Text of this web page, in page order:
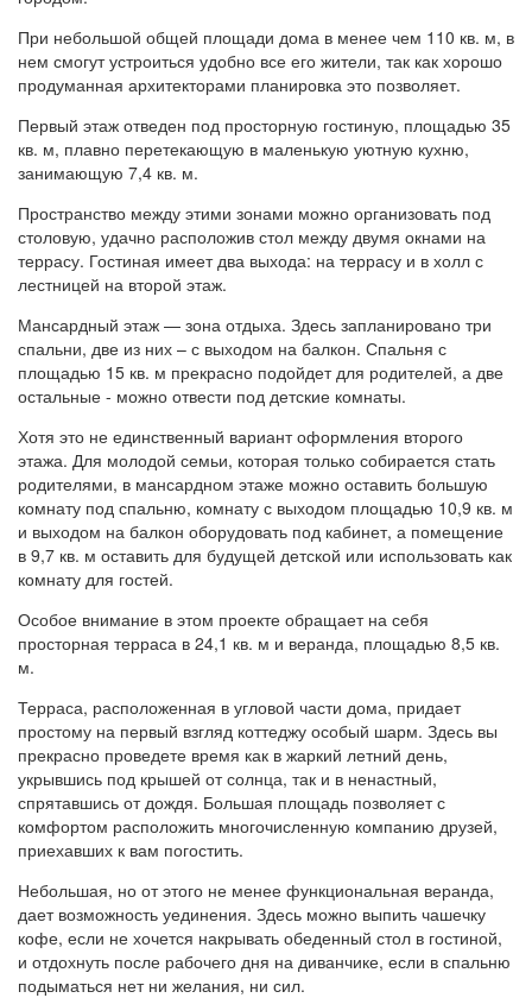
При небольшой общей площади дома в менее чем 110 кв. м, в
нем смогут устроиться удобно все его жители, так как хорошо
продуманная архитекторами планировка это позволяет.
Первый этаж отведен под просторную гостиную, площадью 35
кв. м, плавно перетекающую в маленькую уютную кухню,
занимающую 7,4 кв. м.
Пространство между этими зонами можно организовать под
столовую, удачно расположив стол между двумя окнами на
террасу. Гостиная имеет два выхода: на террасу и в холл с
лестницей на второй этаж.
Мансардный этаж — зона отдыха. Здесь запланировано три
спальни, две из них – с выходом на балкон. Спальня с
площадью 15 кв. м прекрасно подойдет для родителей, а две
остальные - можно отвести под детские комнаты.
Хотя это не единственный вариант оформления второго
этажа. Для молодой семьи, которая только собирается стать
родителями, в мансардном этаже можно оставить большую
комнату под спальню, комнату с выходом площадью 10,9 кв. м
и выходом на балкон оборудовать под кабинет, а помещение
в 9,7 кв. м оставить для будущей детской или использовать как
комнату для гостей.
Особое внимание в этом проекте обращает на себя
просторная терраса в 24,1 кв. м и веранда, площадью 8,5 кв.
м.
Терраса, расположенная в угловой части дома, придает
простому на первый взгляд коттеджу особый шарм. Здесь вы
прекрасно проведете время как в жаркий летний день,
укрывшись под крышей от солнца, так и в ненастный,
спрятавшись от дождя. Большая площадь позволяет с
комфортом расположить многочисленную компанию друзей,
приехавших к вам погостить.
Небольшая, но от этого не менее функциональная веранда,
дает возможность уединения. Здесь можно выпить чашечку
кофе, если не хочется накрывать обеденный стол в гостиной,
и отдохнуть после рабочего дня на диванчике, если в спальню
подыматься нет ни желания, ни сил.